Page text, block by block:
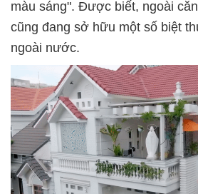
màu sáng". Được biết, ngoài
cũng đang sở hữu một số biệt
ngoài nước.